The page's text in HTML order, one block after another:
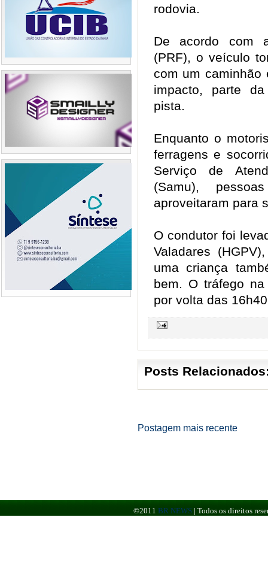
rodovia.
De acordo com
(PRF), o veículo
com um caminhão
impacto, parte
pista.
Enquanto o
ferragens e
Serviço de
(Samu),
aproveitaram para
O condutor foi
Valadares
uma criança
bem. O tráfego
por volta das
Posts
Postagem mais recente
©2011 BR NEWS | Todos os direitos